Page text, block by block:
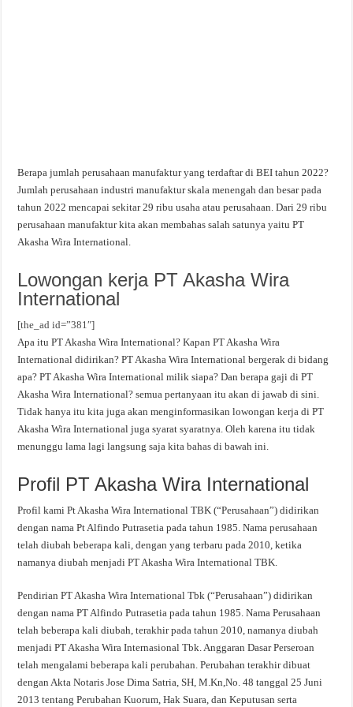
Berapa jumlah perusahaan manufaktur yang terdaftar di BEI tahun 2022?
Jumlah perusahaan industri manufaktur skala menengah dan besar pada
tahun 2022 mencapai sekitar 29 ribu usaha atau perusahaan. Dari 29 ribu
perusahaan manufaktur kita akan membahas salah satunya yaitu PT
Akasha Wira International.
Lowongan kerja PT Akasha Wira
International
[the_ad id=”381″]
Apa itu PT Akasha Wira International? Kapan PT Akasha Wira
International didirikan? PT Akasha Wira International bergerak di bidang
apa? PT Akasha Wira International milik siapa? Dan berapa gaji di PT
Akasha Wira International? semua pertanyaan itu akan di jawab di sini.
Tidak hanya itu kita juga akan menginformasikan lowongan kerja di PT
Akasha Wira International juga syarat syaratnya. Oleh karena itu tidak
menunggu lama lagi langsung saja kita bahas di bawah ini.
Profil PT Akasha Wira International
Profil kami Pt Akasha Wira International TBK (“Perusahaan”) didirikan
dengan nama Pt Alfindo Putrasetia pada tahun 1985. Nama perusahaan
telah diubah beberapa kali, dengan yang terbaru pada 2010, ketika
namanya diubah menjadi PT Akasha Wira International TBK.
Pendirian PT Akasha Wira International Tbk (“Perusahaan”) didirikan
dengan nama PT Alfindo Putrasetia pada tahun 1985. Nama Perusahaan
telah beberapa kali diubah, terakhir pada tahun 2010, namanya diubah
menjadi PT Akasha Wira Internasional Tbk. Anggaran Dasar Perseroan
telah mengalami beberapa kali perubahan. Perubahan terakhir dibuat
dengan Akta Notaris Jose Dima Satria, SH, M.Kn,No. 48 tanggal 25 Juni
2013 tentang Perubahan Kuorum, Hak Suara, dan Keputusan serta